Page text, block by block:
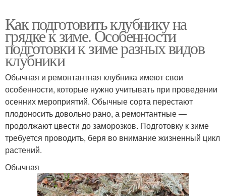
Как подготовить клубнику на
грядке к зиме. Особенности
подготовки к зиме разных видов
клубники
Обычная и ремонтантная клубника имеют свои
особенности, которые нужно учитывать при проведении
осенних мероприятий. Обычные сорта перестают
плодоносить довольно рано, а ремонтантные —
продолжают цвести до заморозков. Подготовку к зиме
требуется проводить, беря во внимание жизненный цикл
растений.
Обычная